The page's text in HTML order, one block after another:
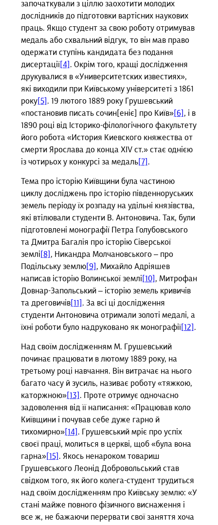
започаткували з ціллю заохотити молодих
дослідників до підготовки вартісних наукових
праць. Якщо студент за свою роботу отримував
медаль або схвальний відгук, то він мав право
одержати ступінь кандидата без подання
дисертації [4] . Окрім того, кращі дослідження
друкувалися в «Университетских известиях»,
які виходили при Київському університеті з 1861
року[5] . 19 лютого 1889 року Грушевський
«постановив писать сочин[еніє] про Київ»[6] , і в
1890 році від Історико-філологічного факультету
його робота «История Киевского княжества от
смерти Ярослава до конца XIV ст.» стає однією
із чотирьох у конкурсі за медаль[7] .
Тема про історію Київщини була частиною
циклу досліджень про історію південноруських
земель періоду їх розпаду на удільні князівства,
які втілювали студенти В. Антоновича. Так, були
підготовлені монографії Петра Голубовського
та Дмитра Багалія про історію Сіверської
землі [8] , Никандра Молчановського – про
Подільську землю[9] , Михайло Адріяшев
написав історію Волинської землі [10] , Митрофан
Довнар-Запольський – історію земель кривичів
та дреговичів[11] . За всі ці дослідження
студенти Антоновича отримали золоті медалі, а
їхні роботи було надруковано як монографії [12] .
Над своїм дослідженням М. Грушевський
починає працювати в лютому 1889 року, на
третьому році навчання. Він витрачає на нього
багато часу й зусиль, називає роботу «тяжкою,
каторжною»[13] . Проте отримує одночасно
задоволення від її написання: «Працював коло
Київщини і почував себе дуже гарно й
тихомирно»[14] . Грушевський мріє про успіх
своєї праці, молиться в церкві, щоб «була вона
гарна»[15] . Якось ненароком товариш
Грушевського Леонід Добровольський став
свідком того, як його колега-студент трудиться
над своїм дослідженням про Київську землю: «У
стані майже повного фізичного виснаження і
все ж, не бажаючи перервати свої заняття хоча